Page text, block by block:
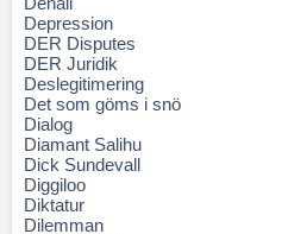
Depression
DER Disputes
DER Juridik
Deslegitimering
Det som göms i snö
Dialog
Diamant Salihu
Dick Sundevall
Diggiloo
Diktatur
Dilemman